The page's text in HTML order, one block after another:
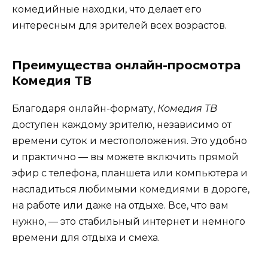
комедийные находки, что делает его
интересным для зрителей всех возрастов.
Преимущества онлайн-просмотра
Комедия ТВ
Благодаря онлайн-формату, Комедия ТВ
доступен каждому зрителю, независимо от
времени суток и местоположения. Это удобно
и практично — вы можете включить прямой
эфир с телефона, планшета или компьютера и
насладиться любимыми комедиями в дороге,
на работе или даже на отдыхе. Все, что вам
нужно, — это стабильный интернет и немного
времени для отдыха и смеха.